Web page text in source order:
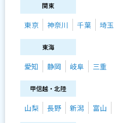
関東
東京 神奈川 千葉 埼玉
東海
愛知 静岡 岐阜 三重
甲信越・北陸
山梨 長野 新潟 富山